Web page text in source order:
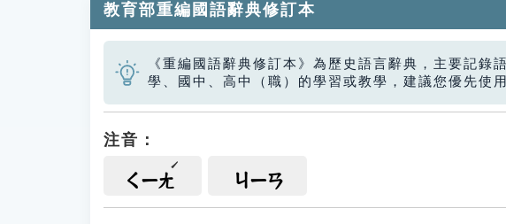
教育部重編國語辭典修訂本
《重編國語辭典修訂本》為歷史語言辭典，主要記
學、國中、高中（職）的學習或教學，建議您優先使
注音：
ㄑㄧㄤ ㄐㄧㄢ